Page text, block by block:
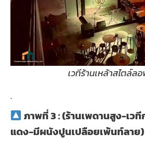
เวทีร้านเหล้าสไตล์ล
.
ภาพที่ 3 : (ร้านเพดานสูง-เว
แดง-มีผนังปูนเปลือยเพ้นท์ลาย)